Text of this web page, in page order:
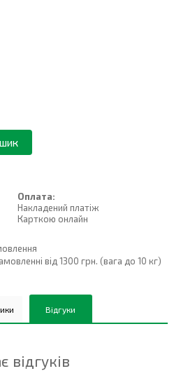
Оплата:
Накладений платiж
Карткою онлайн
від 1300 грн. (вага до 10 кг)
Відгуки
відгуків